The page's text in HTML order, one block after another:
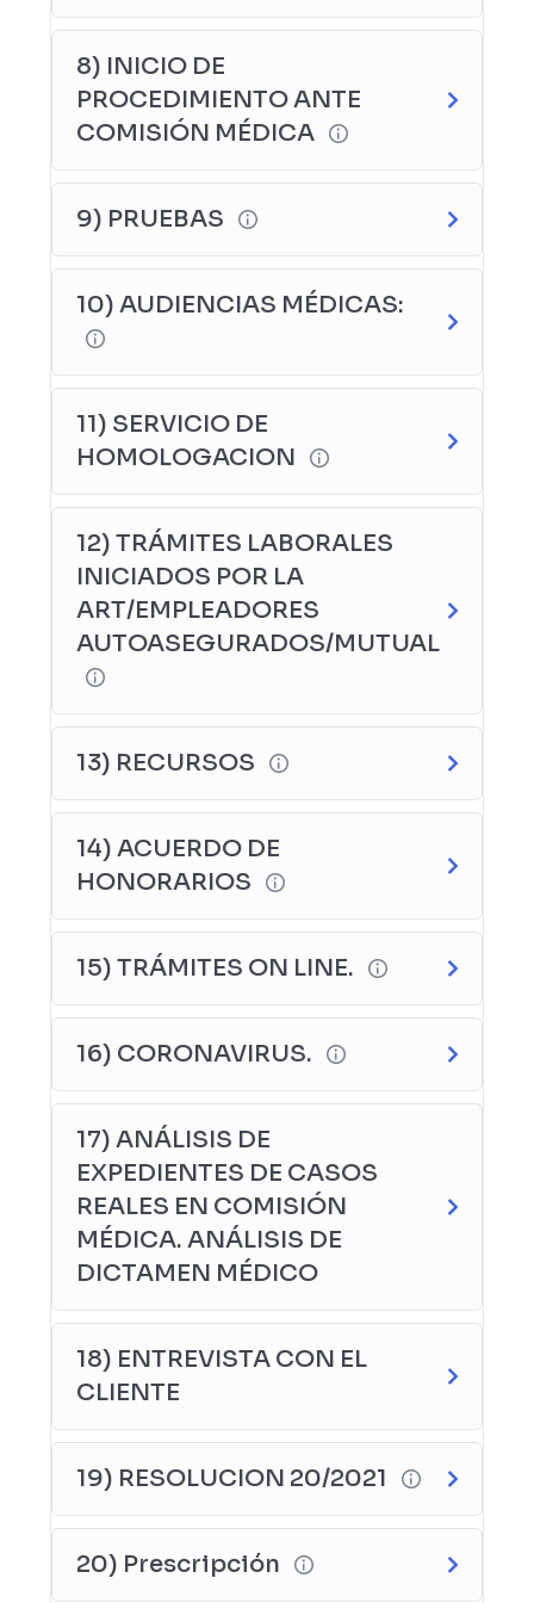
8) INICIO DE
PROCEDIMIENTO ANTE
COMISIÓN MÉDICA
9) PRUEBAS
10) AUDIENCIAS MÉDICAS:
11) SERVICIO DE
HOMOLOGACION
12) TRÁMITES LABORALES
INICIADOS POR LA
ART/EMPLEADORES
AUTOASEGURADOS/MUTUAL
13) RECURSOS
14) ACUERDO DE
HONORARIOS
15) TRÁMITES ON LINE.
16) CORONAVIRUS.
17) ANÁLISIS DE
EXPEDIENTES DE CASOS
REALES EN COMISIÓN
MÉDICA. ANÁLISIS DE
DICTAMEN MÉDICO
18) ENTREVISTA CON EL
CLIENTE
19) RESOLUCION 20/2021
20) Prescripción